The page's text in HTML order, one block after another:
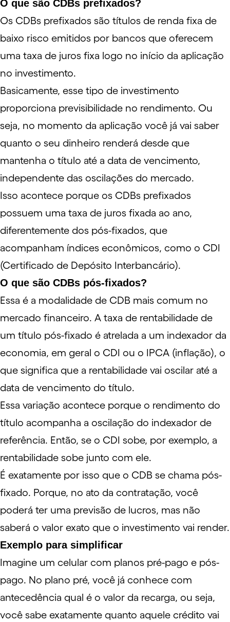
O que são CDBs prefixados?
Os CDBs prefixados são títulos de renda fixa de
baixo risco emitidos por bancos que oferecem
uma taxa de juros fixa logo no início da aplicação
no investimento.
Basicamente, esse tipo de investimento
proporciona previsibilidade no rendimento. Ou
seja, no momento da aplicação você já vai saber
quanto o seu dinheiro renderá desde que
mantenha o título até a data de vencimento,
independente das oscilações do mercado.
Isso acontece porque os CDBs prefixados
possuem uma taxa de juros fixada ao ano,
diferentemente dos pós-fixados, que
acompanham índices econômicos, como o CDI
(Certificado de Depósito Interbancário).
O que são CDBs pós-fixados?
Essa é a modalidade de CDB mais comum no
mercado financeiro. A taxa de rentabilidade de
um título pós-fixado é atrelada a um indexador da
economia, em geral o CDI ou o IPCA (inflação), o
que significa que a rentabilidade vai oscilar até a
data de vencimento do título.
Essa variação acontece porque o rendimento do
título acompanha a oscilação do indexador de
referência. Então, se o CDI sobe, por exemplo, a
rentabilidade sobe junto com ele.
É exatamente por isso que o CDB se chama pós-
fixado. Porque, no ato da contratação, você
poderá ter uma previsão de lucros, mas não
saberá o valor exato que o investimento vai render.
Exemplo para simplificar
Imagine um celular com planos pré-pago e pós-
pago. No plano pré, você já conhece com
antecedência qual é o valor da recarga, ou seja,
você sabe exatamente quanto aquele crédito vai